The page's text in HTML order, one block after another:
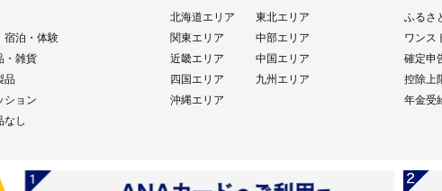
宿泊・体験
・雑貨
品
ション
なし
北海道エリア
東北エリア
関東エリア
中部エリア
近畿エリア
中国エリア
四国エリア
九州エリア
沖縄エリア
ふるさ
ワンス
確定申
控除上
年金受